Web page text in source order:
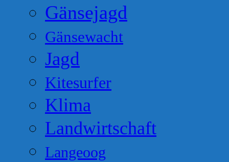
Gänsejagd
Gänsewacht
Jagd
Kitesurfer
Klima
Landwirtschaft
Langeoog